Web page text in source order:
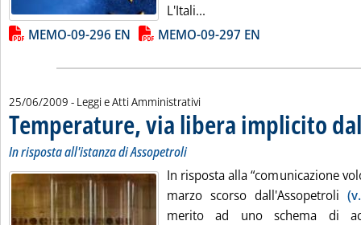
L'Itali...
Lista allegati PDF alla notizia
MEMO-09-296 EN MEMO-09-297 EN
25/06/2009 - Leggi e Atti Amministrativi
Temperature, via libera implicito
In risposta all'istanza di Assopetroli
In risposta alla “comunicazione
marzo scorso dall'Assopetroli
merito ad uno schema di